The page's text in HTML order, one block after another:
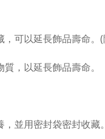
可以延長飾品壽命。
，以延長飾品壽命。
並用密封袋密封收藏。